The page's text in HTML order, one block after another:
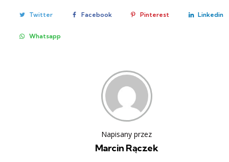
Twitter Facebook Pinterest Linkedin
Whatsapp
Napisany przez
Marcin Rączek